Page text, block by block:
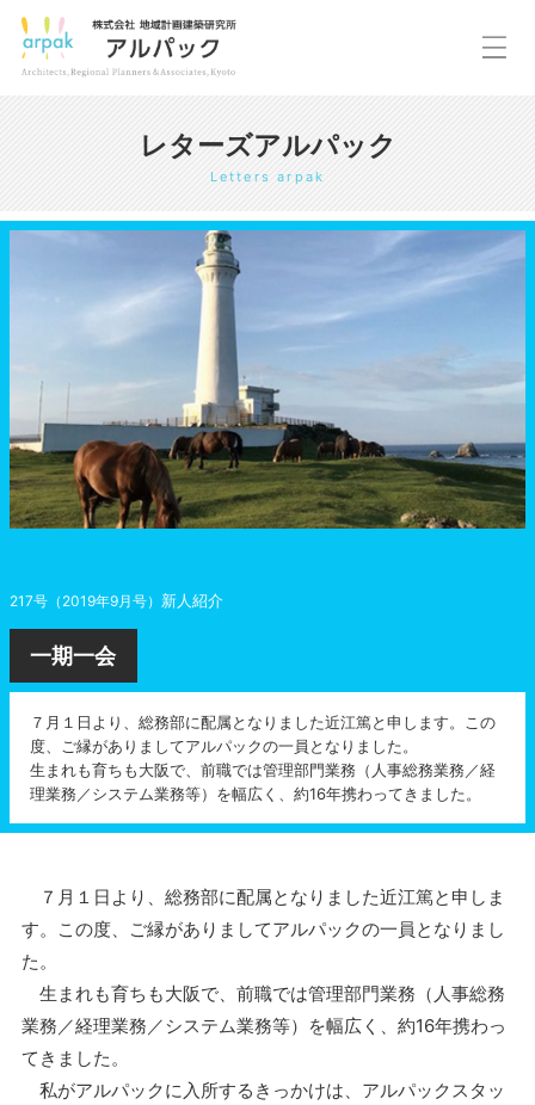
レターズアルパック
Letters arpak
217号（2019年9月号） 新人紹介
一期一会
７月１日より、総務部に配属となりました近江篤と申します。この
度、ご縁がありましてアルパックの一員となりました。
生まれも育ちも大阪で、前職では管理部門業務（人事総務業務／経
理業務／システム業務等）を幅広く、約16年携わってきました。
７月１日より、総務部に配属となりました近江篤と申しま
す。この度、ご縁がありましてアルパックの一員となりまし
た。
生まれも育ちも大阪で、前職では管理部門業務（人事総務
業務／経理業務／システム業務等）を幅広く、約16年携わっ
てきました。
私がアルパックに入所するきっかけは、アルパックスタッ